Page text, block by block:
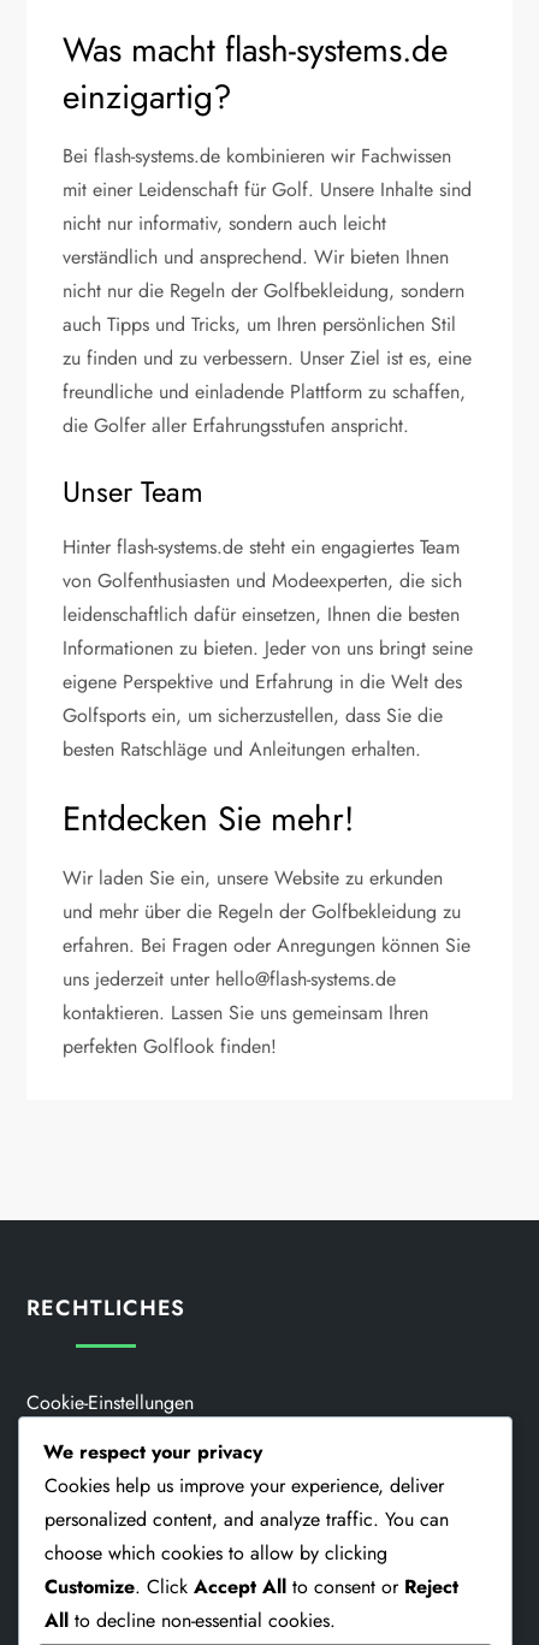
Was macht flash-systems.de
einzigartig?
Bei flash-systems.de kombinieren wir Fachwissen
mit einer Leidenschaft für Golf. Unsere Inhalte sind
nicht nur informativ, sondern auch leicht
verständlich und ansprechend. Wir bieten Ihnen
nicht nur die Regeln der Golfbekleidung, sondern
auch Tipps und Tricks, um Ihren persönlichen Stil
zu finden und zu verbessern. Unser Ziel ist es, eine
freundliche und einladende Plattform zu schaffen,
die Golfer aller Erfahrungsstufen anspricht.
Unser Team
Hinter flash-systems.de steht ein engagiertes Team
von Golfenthusiasten und Modeexperten, die sich
leidenschaftlich dafür einsetzen, Ihnen die besten
Informationen zu bieten. Jeder von uns bringt seine
eigene Perspektive und Erfahrung in die Welt des
Golfsports ein, um sicherzustellen, dass Sie die
besten Ratschläge und Anleitungen erhalten.
Entdecken Sie mehr!
Wir laden Sie ein, unsere Website zu erkunden
und mehr über die Regeln der Golfbekleidung zu
erfahren. Bei Fragen oder Anregungen können Sie
uns jederzeit unter hello@flash-systems.de
kontaktieren. Lassen Sie uns gemeinsam Ihren
perfekten Golflook finden!
RECHTLICHES
Cookie-Einstellungen
Kontakt Aufnehmen
Nutzungsbedingungen
Datenschutzbestimmungen
Unsere Geschichte
We respect your privacy
Cookies help us improve your experience, deliver
personalized content, and analyze traffic. You can
choose which cookies to allow by clicking
Customize. Click Accept All to consent or Reject
All to decline non-essential cookies.